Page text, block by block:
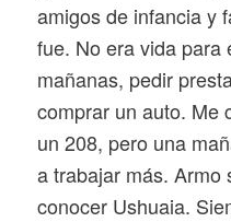
amigos de infancia y
fue. No era vida para
mañanas, pedir
comprar un auto. Me
un 208, pero una
a trabajar más. Armo
conocer Ushuaia.